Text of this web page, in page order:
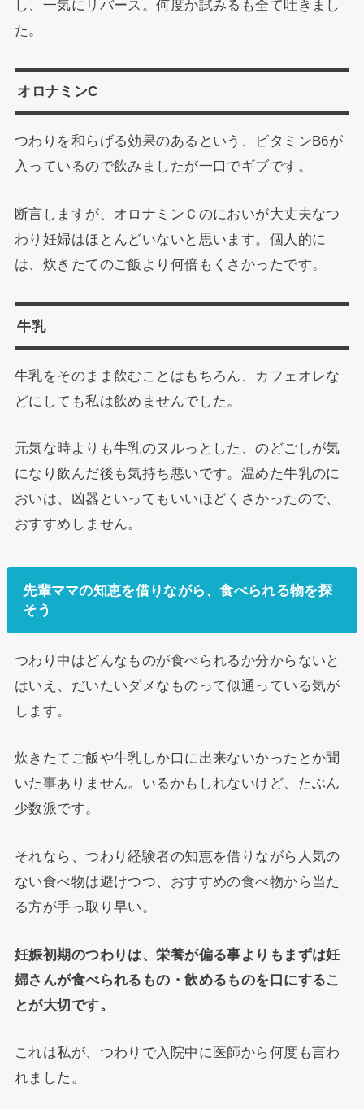
し、一気にリバース。何度か試みるも全て吐きまし
た。
オロナミンC
つわりを和らげる効果のあるという、ビタミンB6が
入っているので飲みましたが一口でギブです。
断言しますが、オロナミンＣのにおいが大丈夫なつ
わり妊婦はほとんどいないと思います。個人的に
は、炊きたてのご飯より何倍もくさかったです。
牛乳
牛乳をそのまま飲むことはもちろん、カフェオレな
どにしても私は飲めませんでした。
元気な時よりも牛乳のヌルっとした、のどごしが気
になり飲んだ後も気持ち悪いです。温めた牛乳のに
おいは、凶器といってもいいほどくさかったので、
おすすめしません。
先輩ママの知恵を借りながら、食べられる物を探
そう
つわり中はどんなものが食べられるか分からないと
はいえ、だいたいダメなものって似通っている気が
します。
炊きたてご飯や牛乳しか口に出来ないかったとか聞
いた事ありません。いるかもしれないけど、たぶん
少数派です。
それなら、つわり経験者の知恵を借りながら人気の
ない食べ物は避けつつ、おすすめの食べ物から当た
る方が手っ取り早い。
妊娠初期のつわりは、栄養が偏る事よりもまずは妊
婦さんが食べられるもの・飲めるものを口にするこ
とが大切です。
これは私が、つわりで入院中に医師から何度も言わ
れました。